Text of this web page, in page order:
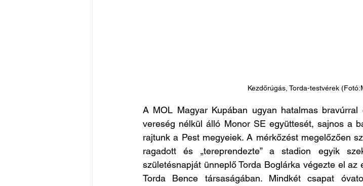
Kezdőrúgás, Torda-testvérek
A MOL Magyar Kupában ugyan hatalmas
vereség nélkül álló Monor SE együttesét, sajnos a
rajtunk a Pest megyeiek. A mérkőzést megelőzően
ragadott és „tereprendezte” a stadion egyik
születésnapját ünneplő Torda Boglárka végezte el
Torda Bence társaságában. Mindkét csapat